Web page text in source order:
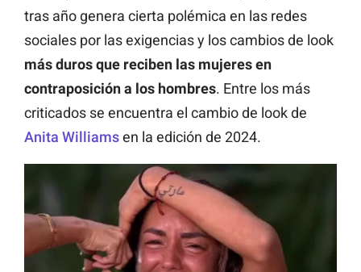
tras año genera cierta polémica en las redes
sociales por las exigencias y los cambios de look
más duros que reciben las mujeres en
contraposición a los hombres. Entre los más
criticados se encuentra el cambio de look de
Anita Williamsen la edición de 2024.